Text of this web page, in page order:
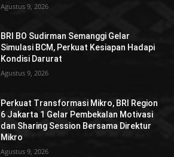
Agustus 9, 2026
BRI BO Sudirman Semanggi Gelar
Simulasi BCM, Perkuat Kesiapan Hadapi
Kondisi Darurat
Agustus 9, 2026
Perkuat Transformasi Mikro, BRI Region
6 Jakarta 1 Gelar Pembekalan Motivasi
dan Sharing Session Bersama Direktur
Mikro
Agustus 9, 2026